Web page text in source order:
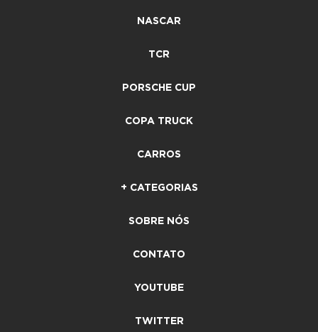
NASCAR
TCR
PORSCHE CUP
COPA TRUCK
CARROS
+ CATEGORIAS
SOBRE NÓS
CONTATO
YOUTUBE
TWITTER